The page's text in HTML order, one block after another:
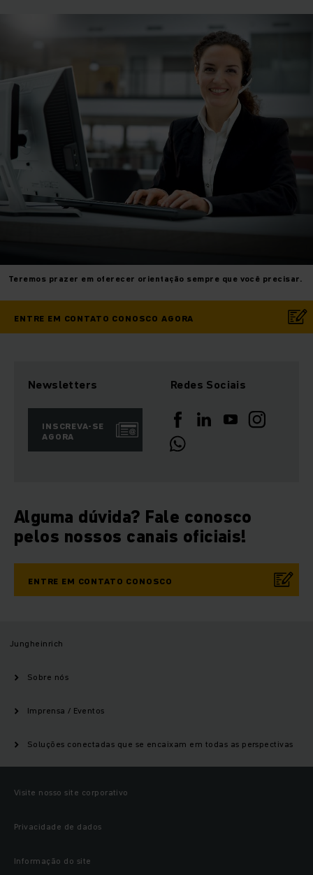
Teremos prazer em oferecer orientação sempre que você precisar.
ENTRE EM CONTATO CONOSCO AGORA
Newsletters
INSCREVA-SE
AGORA
Redes Sociais
Alguma dúvida? Fale conosco
pelos nossos canais oficiais!
ENTRE EM CONTATO CONOSCO
Jungheinrich
Sobre nós
Imprensa / Eventos
Soluções conectadas que se encaixam em todas as perspectivas
Visite nosso site corporativo
Privacidade de dados
Informação do site